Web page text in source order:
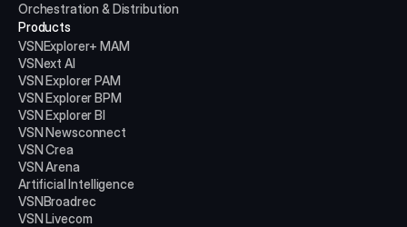
Orchestration & Distribution
Products
VSNExplorer+ MAM
VSNext AI
VSN Explorer PAM
VSN Explorer BPM
VSN Explorer BI
VSN Newsconnect
VSN Crea
VSN Arena
Artificial Intelligence
VSNBroadrec
VSN Livecom